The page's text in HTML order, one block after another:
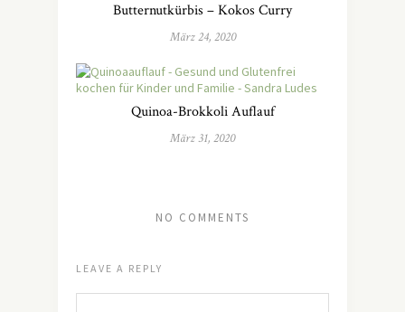
Butternutkürbis – Kokos Curry
März 24, 2020
Quinoa-Brokkoli Auflauf
März 31, 2020
NO COMMENTS
LEAVE A REPLY